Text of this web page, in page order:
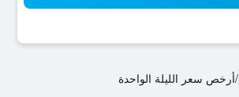
/أرخص سعر الليلة الواحدة